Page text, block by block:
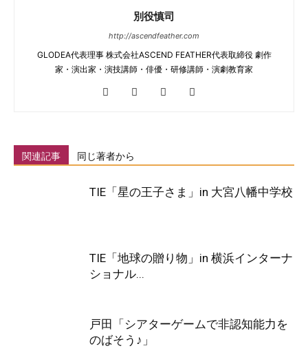
別役慎司
http://ascendfeather.com
GLODEA代表理事 株式会社ASCEND FEATHER代表取締役 劇作
家・演出家・演技講師・俳優・研修講師・演劇教育家
関連記事 同じ著者から
TIE「星の王子さま」in 大宮八幡中学校
TIE「地球の贈り物」in 横浜インターナ
ショナル...
戸田「シアターゲームで非認知能力を
のばそう♪」